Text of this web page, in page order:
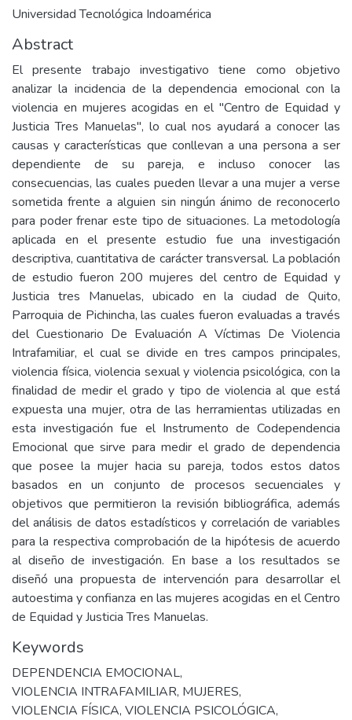
Universidad Tecnológica Indoamérica
Abstract
El presente trabajo investigativo tiene como objetivo
analizar la incidencia de la dependencia emocional con la
violencia en mujeres acogidas en el "Centro de Equidad y
Justicia Tres Manuelas", lo cual nos ayudará a conocer las
causas y características que conllevan a una persona a ser
dependiente de su pareja, e incluso conocer las
consecuencias, las cuales pueden llevar a una mujer a verse
sometida frente a alguien sin ningún ánimo de reconocerlo
para poder frenar este tipo de situaciones. La metodología
aplicada en el presente estudio fue una investigación
descriptiva, cuantitativa de carácter transversal. La población
de estudio fueron 200 mujeres del centro de Equidad y
Justicia tres Manuelas, ubicado en la ciudad de Quito,
Parroquia de Pichincha, las cuales fueron evaluadas a través
del Cuestionario De Evaluación A Víctimas De Violencia
Intrafamiliar, el cual se divide en tres campos principales,
violencia física, violencia sexual y violencia psicológica, con la
finalidad de medir el grado y tipo de violencia al que está
expuesta una mujer, otra de las herramientas utilizadas en
esta investigación fue el Instrumento de Codependencia
Emocional que sirve para medir el grado de dependencia
que posee la mujer hacia su pareja, todos estos datos
basados en un conjunto de procesos secuenciales y
objetivos que permitieron la revisión bibliográfica, además
del análisis de datos estadísticos y correlación de variables
para la respectiva comprobación de la hipótesis de acuerdo
al diseño de investigación. En base a los resultados se
diseñó una propuesta de intervención para desarrollar el
autoestima y confianza en las mujeres acogidas en el Centro
de Equidad y Justicia Tres Manuelas.
Keywords
DEPENDENCIA EMOCIONAL,
VIOLENCIA INTRAFAMILIAR, MUJERES,
VIOLENCIA FÍSICA, VIOLENCIA PSICOLÓGICA,